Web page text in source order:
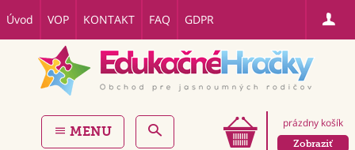
Úvod VOP KONTAKT FAQ GDPR
prázdny košík
Zobraziť
MENU